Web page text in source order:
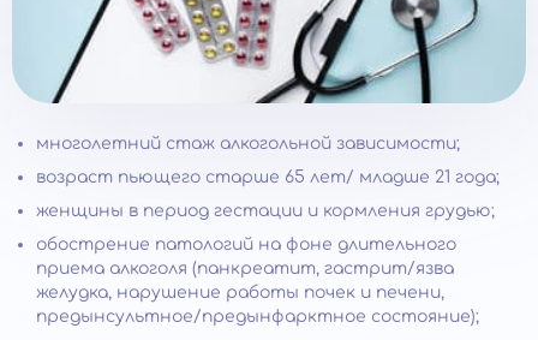
многолетний стаж алкогольной зависимости;
возраст пьющего старше 65 лет/ младше 21 года;
женщины в период гестации и кормления грудью;
обострение патологий на фоне длительного
приема алкоголя (панкреатит, гастрит/язва
желудка, нарушение работы почек и печени,
предынсультное/предынфарктное состояние);